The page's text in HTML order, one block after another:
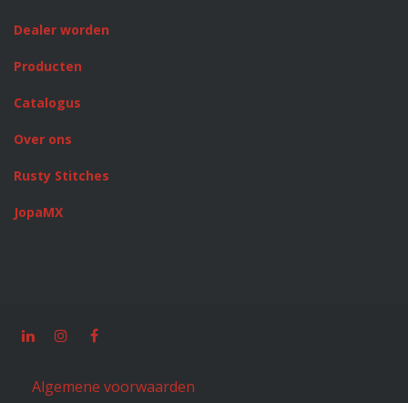
Dealer worden
Producten
Catalogus
Over ons
Rusty Stitches
JopaMX
Algemene voorwaarden